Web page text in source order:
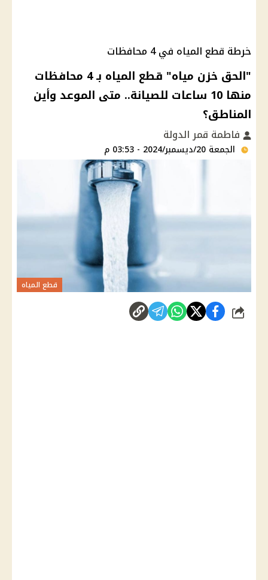
خرطة قطع المياه في 4 محافظات
"الحق خزن مياه" قطع المياه بـ 4 محافظات
منها 10 ساعات للصيانة.. متى الموعد وأين
المناطق؟
فاطمة قمر الدولة
الجمعة 20/ديسمبر/2024 - 03:53 م
قطع المياه
شارك